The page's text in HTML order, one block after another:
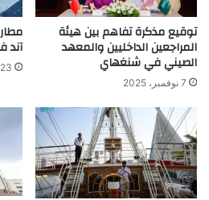
توقيع مذكرة تفاهم بين هيئة
المراجعين الداخليين والمعهد
الصيني في شنغهاي
7 نوفمبر، 2025
آند فن
23 نوفمبر، 2025